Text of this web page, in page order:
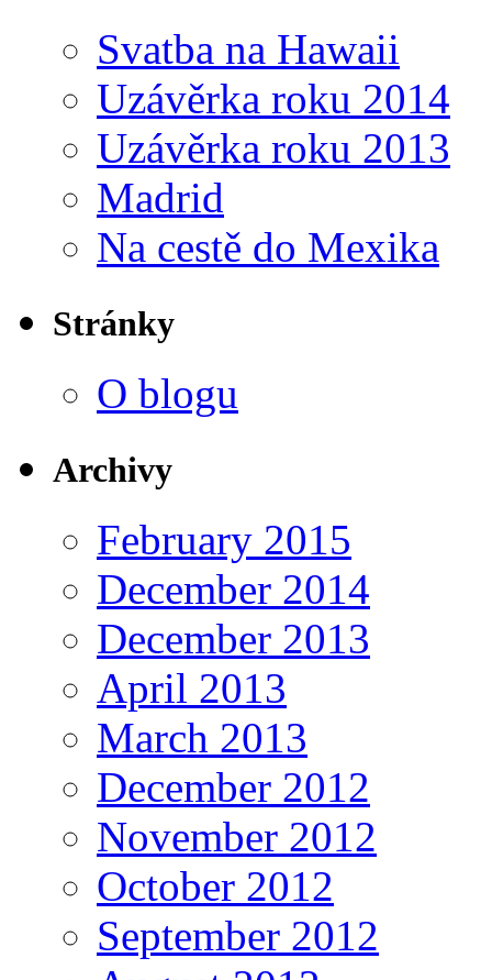
Svatba na Hawaii
Uzávěrka roku 2014
Uzávěrka roku 2013
Madrid
Na cestě do Mexika
Stránky
O blogu
Archivy
February 2015
December 2014
December 2013
April 2013
March 2013
December 2012
November 2012
October 2012
September 2012